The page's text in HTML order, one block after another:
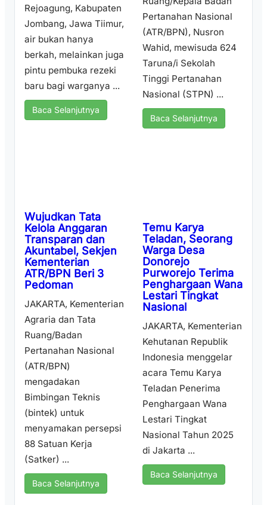
Rejoagung, Kabupaten
Jombang, Jawa Tiimur,
air bukan hanya
berkah, melainkan juga
pintu pembuka rezeki
baru bagi warganya ...
Baca Selanjutnya
Pertanahan Nasional
(ATR/BPN), Nusron
Wahid, mewisuda 624
Taruna/i Sekolah
Tinggi Pertanahan
Nasional (STPN) ...
Baca Selanjutnya
Wujudkan Tata
Kelola Anggaran
Transparan dan
Akuntabel, Sekjen
Kementerian
ATR/BPN Beri 3
Pedoman
JAKARTA, Kementerian
Agraria dan Tata
Ruang/Badan
Pertanahan Nasional
(ATR/BPN)
mengadakan
Bimbingan Teknis
(bintek) untuk
menyamakan persepsi
88 Satuan Kerja
(Satker) ...
Baca Selanjutnya
Temu Karya
Teladan, Seorang
Warga Desa
Donorejo
Purworejo Terima
Penghargaan Wana
Lestari Tingkat
Nasional
JAKARTA, Kementerian
Kehutanan Republik
Indonesia menggelar
acara Temu Karya
Teladan Penerima
Penghargaan Wana
Lestari Tingkat
Nasional Tahun 2025
di Jakarta ...
Baca Selanjutnya